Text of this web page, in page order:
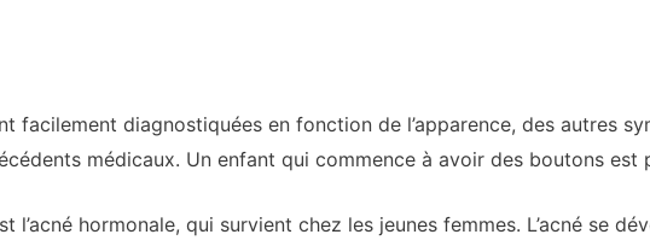
facilement diagnostiquées en fonction de l’apparence, des autres
médicaux. Un enfant qui commence à avoir des boutons est
l’acné hormonale, qui survient chez les jeunes femmes. L’acné se